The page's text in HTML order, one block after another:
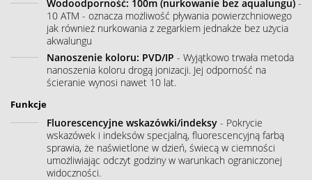
Wodoodporność: 100m (nurkowanie bez aqualungu) -
10 ATM - oznacza możliwość pływania powierzchniowego
jak również nurkowania z zegarkiem jednakże bez użycia
akwalungu
Nanoszenie koloru: PVD/IP - Wyjątkowo trwała metoda
nanoszenia koloru drogą jonizacji. Jej odporność na
ścieranie wynosi nawet 10 lat.
Funkcje
Fluorescencyjne wskazówki/indeksy - Pokrycie
wskazówek i indeksów specjalną, fluorescencyjną farbą
sprawia, że naświetlone w dzień, świecą w ciemności
umożliwiając odczyt godziny w warunkach ograniczonej
widoczności.